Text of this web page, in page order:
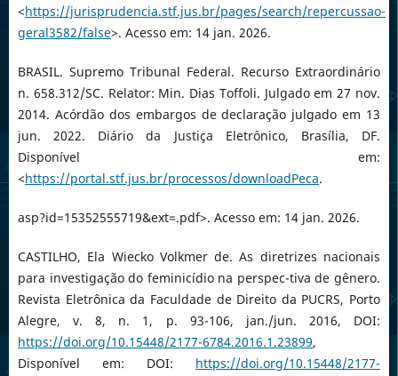
<https://jurisprudencia.stf.jus.br/pages/search/repercussao-
geral3582/false>. Acesso em: 14 jan. 2026.
BRASIL. Supremo Tribunal Federal. Recurso Extraordinário
n. 658.312/SC. Relator: Min. Dias Toffoli. Julgado em 27 nov.
2014. Acórdão dos embargos de declaração julgado em 13
jun. 2022. Diário da Justiça Eletrônico, Brasília, DF.
Disponível em:
<https://portal.stf.jus.br/processos/downloadPeca.
asp?id=15352555719&ext=.pdf>. Acesso em: 14 jan. 2026.
CASTILHO, Ela Wiecko Volkmer de. As diretrizes nacionais
para investigação do feminicídio na perspec-tiva de gênero.
Revista Eletrônica da Faculdade de Direito da PUCRS, Porto
Alegre, v. 8, n. 1, p. 93-106, jan./jun. 2016, DOI:
https://doi.org/10.15448/2177-6784.2016.1.23899,
Disponível em: DOI: https://doi.org/10.15448/2177-